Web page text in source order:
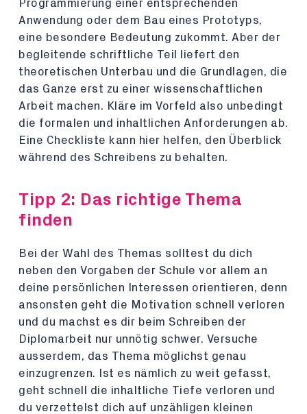
Programmierung einer entsprechenden
Anwendung oder dem Bau eines Prototyps,
eine besondere Bedeutung zukommt. Aber der
begleitende schriftliche Teil liefert den
theoretischen Unterbau und die Grundlagen, die
das Ganze erst zu einer wissenschaftlichen
Arbeit machen. Kläre im Vorfeld also unbedingt
die formalen und inhaltlichen Anforderungen ab.
Eine Checkliste kann hier helfen, den Überblick
während des Schreibens zu behalten.
Tipp 2: Das richtige Thema
finden
Bei der Wahl des Themas solltest du dich
neben den Vorgaben der Schule vor allem an
deine persönlichen Interessen orientieren, denn
ansonsten geht die Motivation schnell verloren
und du machst es dir beim Schreiben der
Diplomarbeit nur unnötig schwer. Versuche
ausserdem, das Thema möglichst genau
einzugrenzen. Ist es nämlich zu weit gefasst,
geht schnell die inhaltliche Tiefe verloren und
du verzettelst dich auf unzähligen kleinen